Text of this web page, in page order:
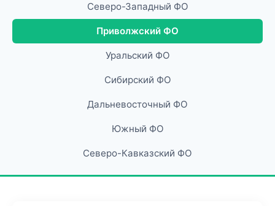
Северо-Западный ФО
Приволжский ФО
Уральский ФО
Сибирский ФО
Дальневосточный ФО
Южный ФО
Северо-Кавказский ФО